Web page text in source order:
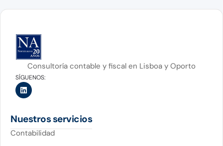
Consultoría contable y fiscal en Lisboa y Oporto
SÍGUENOS:
Nuestros servicios
Contabilidad